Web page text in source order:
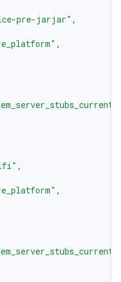
pre-jarjar" ,
,
,
,